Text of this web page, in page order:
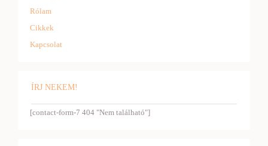
Rólam
Cikkek
Kapcsolat
ÍRJ NEKEM!
[contact-form-7 404 "Nem található"]